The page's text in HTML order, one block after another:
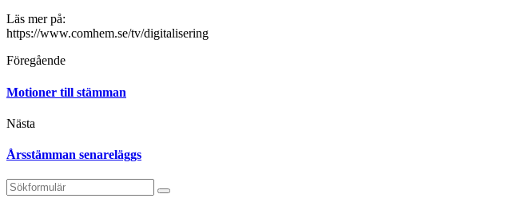
Läs mer på:
https://www.comhem.se/tv/digitalisering
Föregående
Motioner till stämman
Nästa
Årsstämman senareläggs